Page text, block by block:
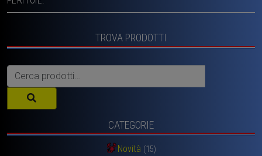
TROVA PRODOTTI
Cerca:
CATEGORIE
Novità (15)